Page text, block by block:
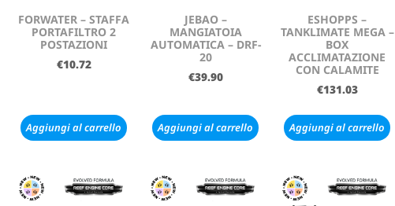
FORWATER – STAFFA
PORTAFILTRO 2
POSTAZIONI
€10.72
Aggiungi al carrello
JEBAO –
MANGIATOIA
AUTOMATICA – DRF-
20
€39.90
Aggiungi al carrello
ESHOPPS –
TANKLIMATE MEGA –
BOX
ACCLIMATAZIONE
CON CALAMITE
€131.03
Aggiungi al carrello